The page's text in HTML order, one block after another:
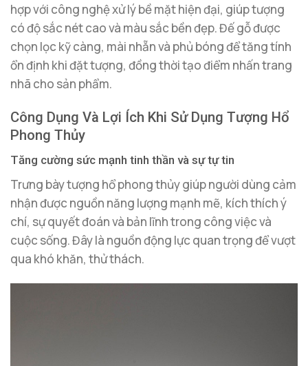
hợp với công nghệ xử lý bề mặt hiện đại, giúp tượng
có độ sắc nét cao và màu sắc bền đẹp. Đế gỗ được
chọn lọc kỹ càng, mài nhẵn và phủ bóng để tăng tính
ổn định khi đặt tượng, đồng thời tạo điểm nhấn trang
nhã cho sản phẩm.
Công Dụng Và Lợi Ích Khi Sử Dụng Tượng Hổ
Phong Thủy
Tăng cường sức mạnh tinh thần và sự tự tin
Trưng bày tượng hổ phong thủy giúp người dùng cảm
nhận được nguồn năng lượng mạnh mẽ, kích thích ý
chí, sự quyết đoán và bản lĩnh trong công việc và
cuộc sống. Đây là nguồn động lực quan trọng để vượt
qua khó khăn, thử thách.